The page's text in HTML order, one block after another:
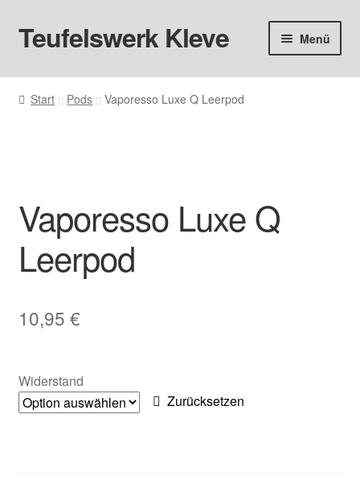
Zur
Navigation
Zum
Inhalt
Teufelswerk Kleve Menü
Startseite
Liquids
Big Puff
Basen & Nikotin
Zubehör
Kundenkarte
Start Pods Vaporesso Luxe Q Leerpod
Vaporesso Luxe Q
Leerpod
10,95 €
Widerstand
Zurücksetzen